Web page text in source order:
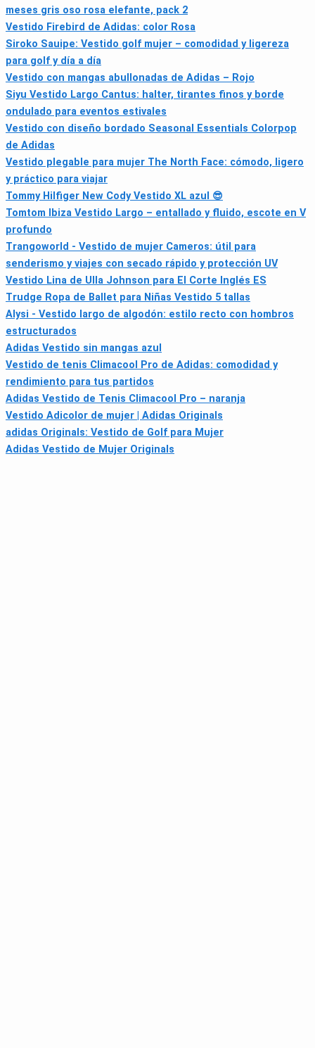
meses gris oso rosa elefante, pack 2
Vestido Firebird de Adidas: color Rosa
Siroko Sauipe: Vestido golf mujer – comodidad y ligereza
para golf y día a día
Vestido con mangas abullonadas de Adidas – Rojo
Siyu Vestido Largo Cantus: halter, tirantes finos y borde
ondulado para eventos estivales
Vestido con diseño bordado Seasonal Essentials Colorpop
de Adidas
Vestido plegable para mujer The North Face: cómodo, ligero
y práctico para viajar
Tommy Hilfiger New Cody Vestido XL azul 😎
Tomtom Ibiza Vestido Largo – entallado y fluido, escote en V
profundo
Trangoworld - Vestido de mujer Cameros: útil para
senderismo y viajes con secado rápido y protección UV
Vestido Lina de Ulla Johnson para El Corte Inglés ES
Trudge Ropa de Ballet para Niñas Vestido 5 tallas
Alysi - Vestido largo de algodón: estilo recto con hombros
estructurados
Adidas Vestido sin mangas azul
Vestido de tenis Climacool Pro de Adidas: comodidad y
rendimiento para tus partidos
Adidas Vestido de Tenis Climacool Pro – naranja
Vestido Adicolor de mujer | Adidas Originals
adidas Originals: Vestido de Golf para Mujer
Adidas Vestido de Mujer Originals